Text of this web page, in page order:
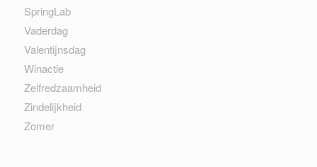
SpringLab
Vaderdag
Valentijnsdag
Winactie
Zelfredzaamheid
Zindelijkheid
Zomer